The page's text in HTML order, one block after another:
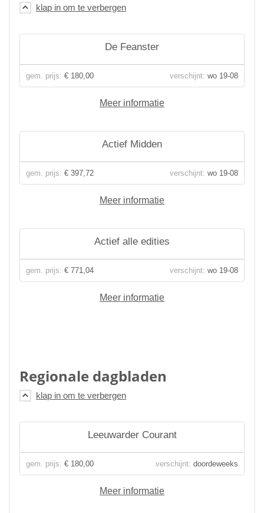
De Feanster
gem. prijs: € 180,00 verschijnt: wo 19-08
Meer informatie
Actief Midden
gem. prijs: € 397,72 verschijnt: wo 19-08
Meer informatie
Actief alle edities
gem. prijs: € 771,04 verschijnt: wo 19-08
Meer informatie
Regionale dagbladen
Leeuwarder Courant
gem. prijs: € 180,00 verschijnt: doordeweeks
Meer informatie